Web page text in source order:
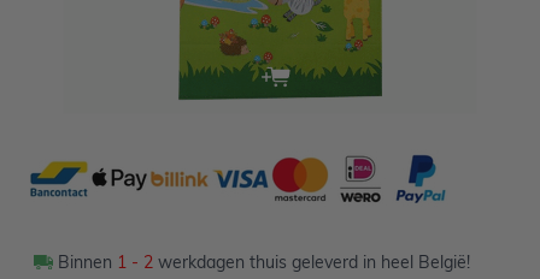
In winkelwagen
Binnen 1 - 2 werkdagen thuis geleverd in heel België!